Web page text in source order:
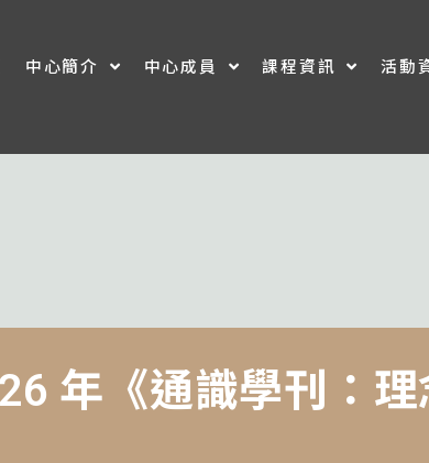
中心簡介 中心成員 課程資訊 活動
年《通識學刊：